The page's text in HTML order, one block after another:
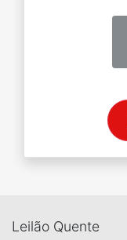
Leilão Quente